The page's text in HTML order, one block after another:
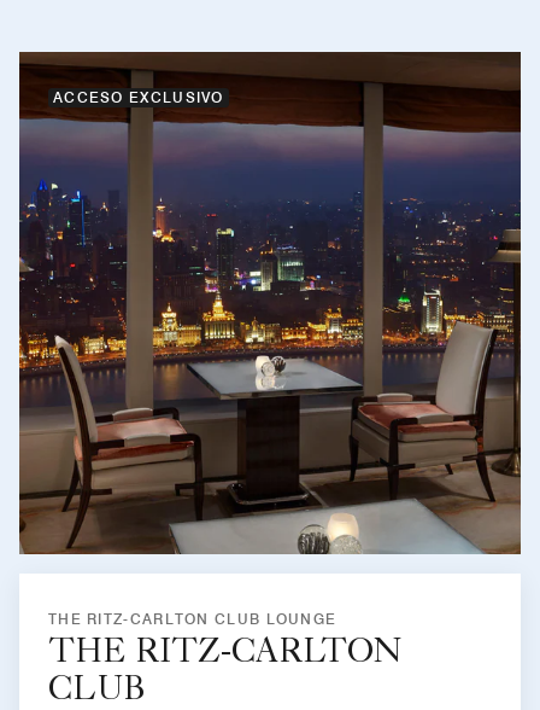
ACCESO EXCLUSIVO
THE RITZ-CARLTON CLUB LOUNGE
THE RITZ-CARLTON
CLUB